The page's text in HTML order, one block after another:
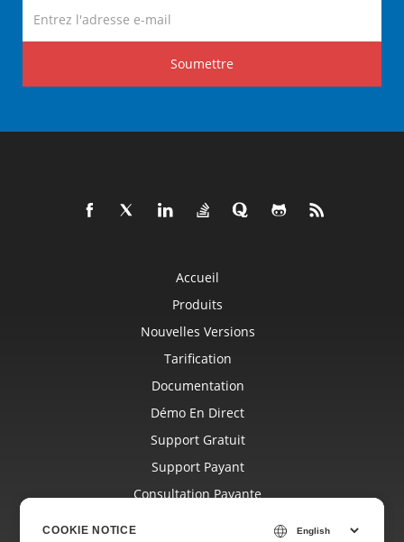
Soumettre
Accueil
Produits
Nouvelles Versions
Tarification
Documentation
Démo En Direct
Support Gratuit
Support Payant
Consultation Payante
COOKIE NOTICE